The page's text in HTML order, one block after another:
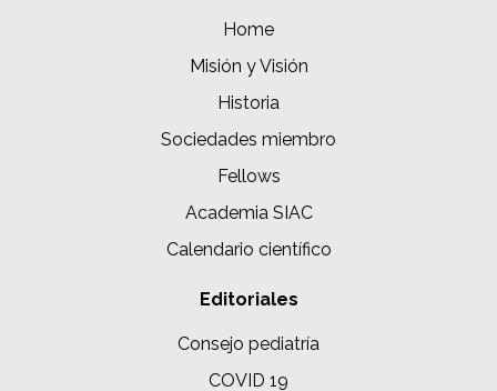
Home
Misión y Visión
Historia
Sociedades miembro
Fellows
Academia SIAC
Calendario científico
Editoriales
Consejo pediatría
COVID 19